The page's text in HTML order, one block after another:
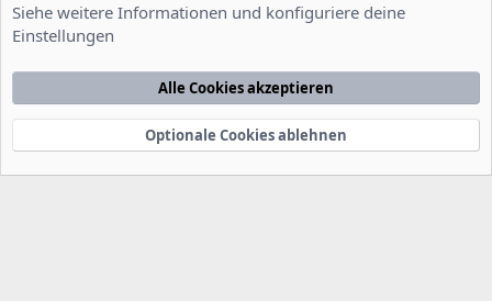
Nutzungsbedingungen Datenschutzerklärung
Startseite
e
Community platform by XenForo® © 2010-2022 XenForo Ltd.
xenDach©2010-2014
Siehe weitere Informationen und konfiguriere deine
Einstellungen
Alle Cookies akzeptieren
Optionale Cookies ablehnen